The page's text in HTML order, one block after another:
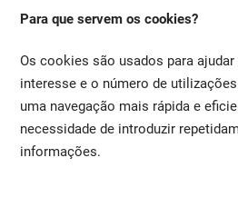
Para que servem os cookies?
Os cookies são usados para
interesse e o número de
uma navegação mais rápida e
necessidade de introduzir
informações.